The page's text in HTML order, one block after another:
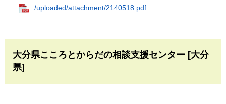
/uploaded/attachment/2140518.pdf
大分県こころとからだの相談支援センター [大分
県]